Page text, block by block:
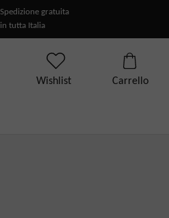
Spedizione gratuita
in tutta Italia
Wishlist Carrello